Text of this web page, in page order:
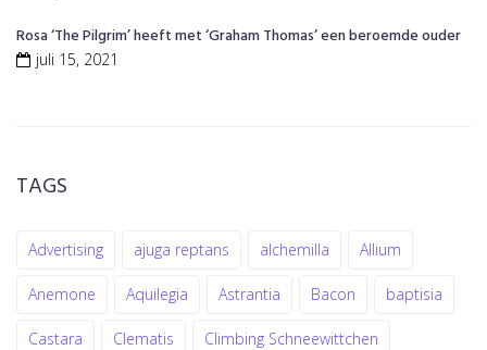
Rosa ‘The Pilgrim’ heeft met ‘Graham Thomas’ een beroemde ouder
juli 15, 2021
TAGS
Advertising ajuga reptans alchemilla Allium
Anemone Aquilegia Astrantia Bacon baptisia
Castara Clematis Climbing Schneewittchen